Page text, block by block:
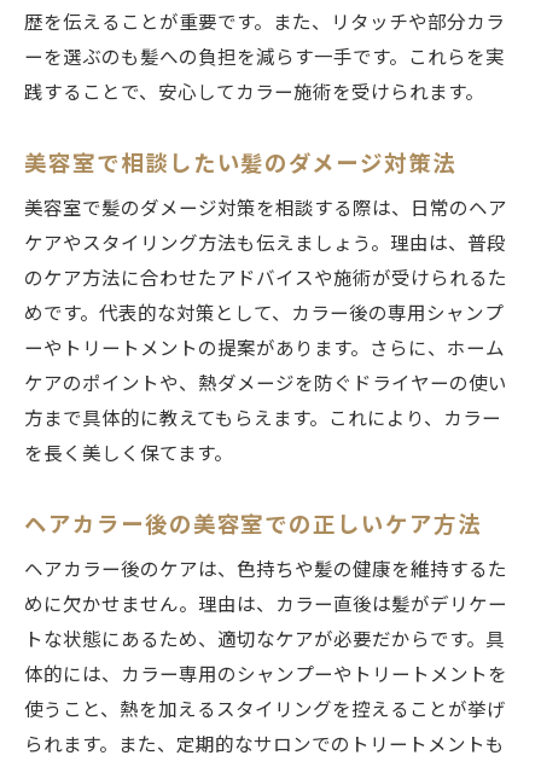
歴を伝えることが重要です。また、リタッチや部分カラ
ーを選ぶのも髪への負担を減らす一手です。これらを実
践することで、安心してカラー施術を受けられます。
美容室で相談したい髪のダメージ対策法
美容室で髪のダメージ対策を相談する際は、日常のヘア
ケアやスタイリング方法も伝えましょう。理由は、普段
のケア方法に合わせたアドバイスや施術が受けられるた
めです。代表的な対策として、カラー後の専用シャンプ
ーやトリートメントの提案があります。さらに、ホーム
ケアのポイントや、熱ダメージを防ぐドライヤーの使い
方まで具体的に教えてもらえます。これにより、カラー
を長く美しく保てます。
ヘアカラー後の美容室での正しいケア方法
ヘアカラー後のケアは、色持ちや髪の健康を維持するた
めに欠かせません。理由は、カラー直後は髪がデリケー
トな状態にあるため、適切なケアが必要だからです。具
体的には、カラー専用のシャンプーやトリートメントを
使うこと、熱を加えるスタイリングを控えることが挙げ
られます。また、定期的なサロンでのトリートメントも